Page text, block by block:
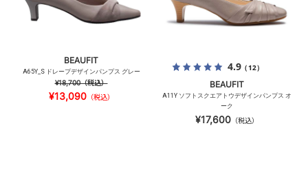
BEAUFIT
A65Y_S ドレープデザインパンプス グレー
¥18,700（税込）
¥13,090（税込）
4.9（12）
BEAUFIT
A11Y ソフトスクエアトウデザインパンプス オ
ーク
¥17,600 （税込）